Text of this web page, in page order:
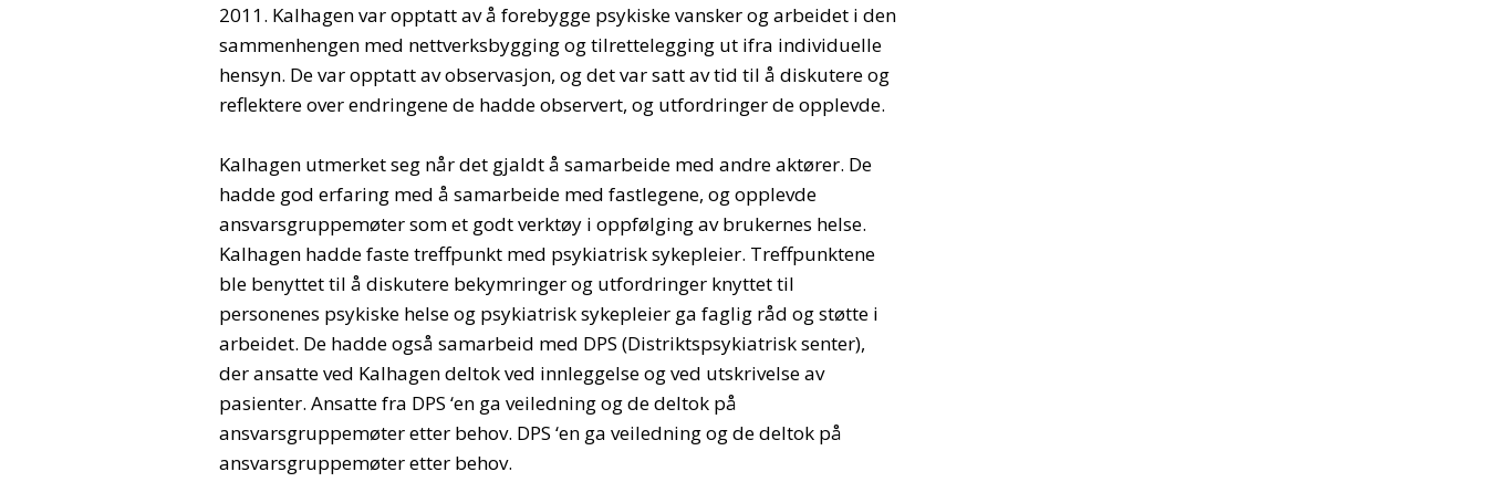
2011. Kalhagen var opptatt av å forebygge psykiske vansker og arbeidet i den
sammenhengen med nettverksbygging og tilrettelegging ut ifra individuelle
hensyn. De var opptatt av observasjon, og det var satt av tid til å diskutere og
reflektere over endringene de hadde observert, og utfordringer de opplevde.
Kalhagen utmerket seg når det gjaldt å samarbeide med andre aktører. De
hadde god erfaring med å samarbeide med fastlegene, og opplevde
ansvarsgruppemøter som et godt verktøy i oppfølging av brukernes helse.
Kalhagen hadde faste treffpunkt med psykiatrisk sykepleier. Treffpunktene
ble benyttet til å diskutere bekymringer og utfordringer knyttet til
personenes psykiske helse og psykiatrisk sykepleier ga faglig råd og støtte i
arbeidet. De hadde også samarbeid med DPS (Distriktspsykiatrisk senter),
der ansatte ved Kalhagen deltok ved innleggelse og ved utskrivelse av
pasienter. Ansatte fra DPS ‘en ga veiledning og de deltok på
ansvarsgruppemøter etter behov. DPS ‘en ga veiledning og de deltok på
ansvarsgruppemøter etter behov.